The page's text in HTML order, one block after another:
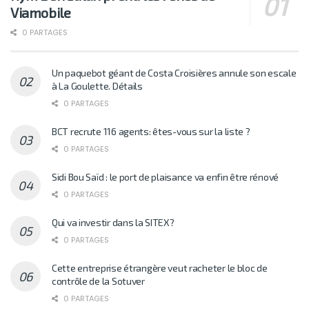
Viamobile
0 PARTAGES
Un paquebot géant de Costa Croisières annule son escale
à La Goulette. Détails
0 PARTAGES
BCT recrute 116 agents: êtes-vous sur la liste ?
0 PARTAGES
Sidi Bou Saïd : le port de plaisance va enfin être rénové
0 PARTAGES
Qui va investir dans la SITEX?
0 PARTAGES
Cette entreprise étrangère veut racheter le bloc de
contrôle de la Sotuver
0 PARTAGES